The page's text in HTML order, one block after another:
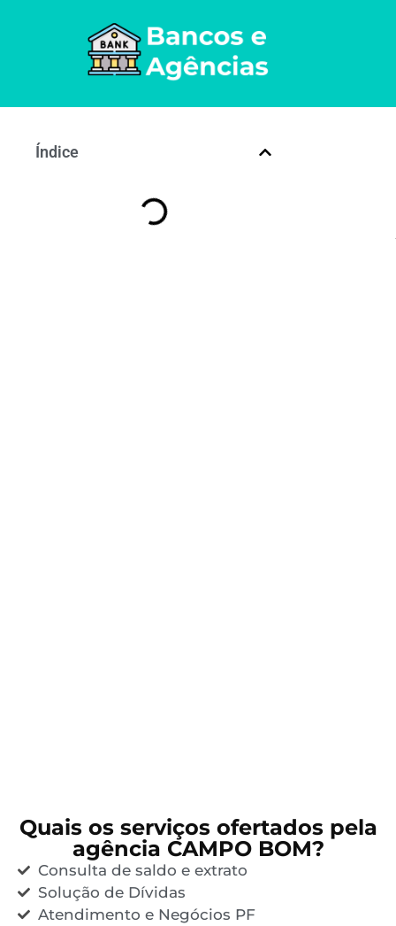
Índice
Quais os serviços ofertados pela
agência CAMPO BOM?
Consulta de saldo e extrato
Solução de Dívidas
Atendimento e Negócios PF